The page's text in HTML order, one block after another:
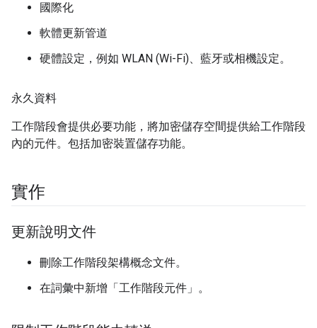
國際化
軟體更新管道
硬體設定，例如 WLAN (Wi-Fi)、藍牙或相機設定。
永久資料
工作階段會提供必要功能，將加密儲存空間提供給工作階段
內的元件。包括加密裝置儲存功能。
實作
更新說明文件
刪除工作階段架構概念文件。
在詞彙中新增「工作階段元件」。